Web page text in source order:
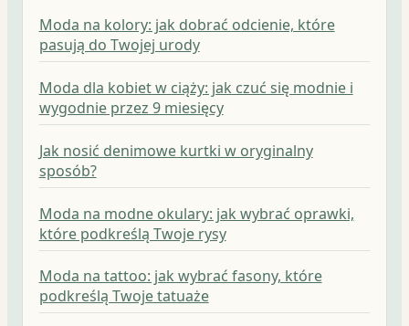
Moda na kolory: jak dobrać odcienie, które
pasują do Twojej urody
Moda dla kobiet w ciąży: jak czuć się modnie i
wygodnie przez 9 miesięcy
Jak nosić denimowe kurtki w oryginalny
sposób?
Moda na modne okulary: jak wybrać oprawki,
które podkreślą Twoje rysy
Moda na tattoo: jak wybrać fasony, które
podkreślą Twoje tatuaże